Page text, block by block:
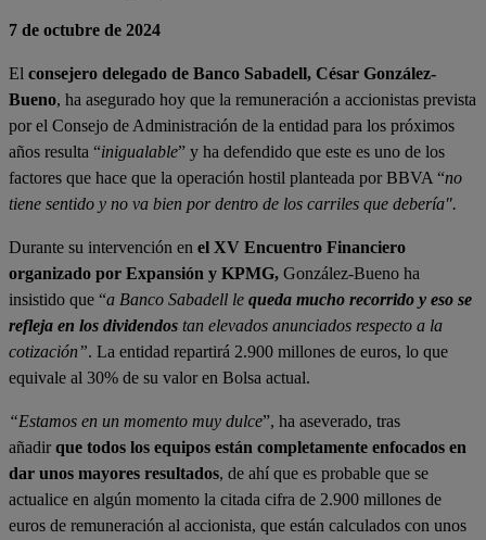
7 de octubre de 2024
El consejero delegado de Banco Sabadell, César González-
Bueno, ha asegurado hoy que la remuneración a accionistas prevista
por el Consejo de Administración de la entidad para los próximos
años resulta “inigualable” y ha defendido que este es uno de los
factores que hace que la operación hostil planteada por BBVA “no
tiene sentido y no va bien por dentro de los carriles que debería".
Durante su intervención en el XV Encuentro Financiero
organizado por Expansión y KPMG, González-Bueno ha
insistido que “a Banco Sabadell le queda mucho recorrido y eso se
refleja en los dividendos tan elevados anunciados respecto a la
cotización”. La entidad repartirá 2.900 millones de euros, lo que
equivale al 30% de su valor en Bolsa actual.
“Estamos en un momento muy dulce”, ha aseverado, tras
añadirque todos los equipos están completamente enfocados en
dar unos mayores resultados, de ahí que es probable que se
actualice en algún momento la citada cifra de 2.900 millones de
euros de remuneración al accionista, que están calculados con unos